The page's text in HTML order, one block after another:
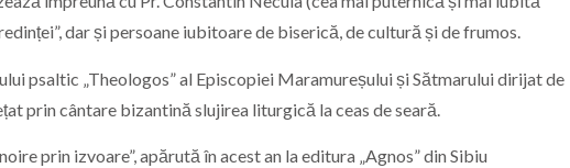
dar și persoane iubitoare de biserică, de cultură și de frumos.
psaltic „Theologos” al Episcopiei Maramureșului și Sătmarului dirijat de
prin cântare bizantină slujirea liturgică la ceas de seară.
prin izvoare”, apărută în acest an la editura „Agnos” din Sibiu